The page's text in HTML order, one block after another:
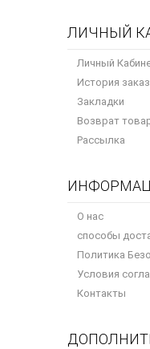
ЛИЧНЫЙ
Личный
История
Закладки
Возврат
Рассылка
О нас
способы
Политика
Условия
Контакты